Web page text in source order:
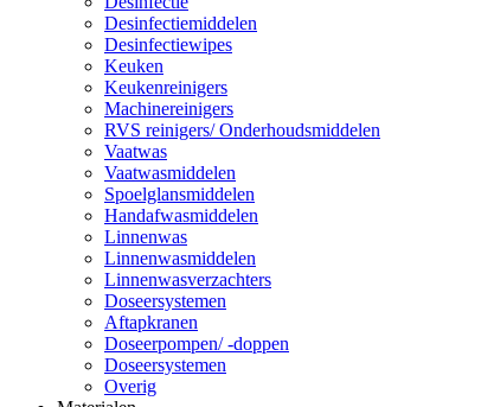
Desinfectiemiddelen
Desinfectiewipes
Keuken
Keukenreinigers
Machinereinigers
RVS reinigers/ Onderhoudsmiddelen
Vaatwas
Vaatwasmiddelen
Spoelglansmiddelen
Handafwasmiddelen
Linnenwas
Linnenwasmiddelen
Linnenwasverzachters
Doseersystemen
Aftapkranen
Doseerpompen/ -doppen
Doseersystemen
Overig